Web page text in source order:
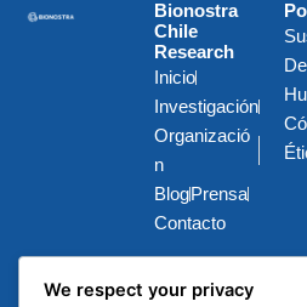
Bionostra
Chile
Research
Inicio
Investigación
Organizació
n
BlogPrensa
Contacto
Copyright © 2025 All rights
We respect your privacy